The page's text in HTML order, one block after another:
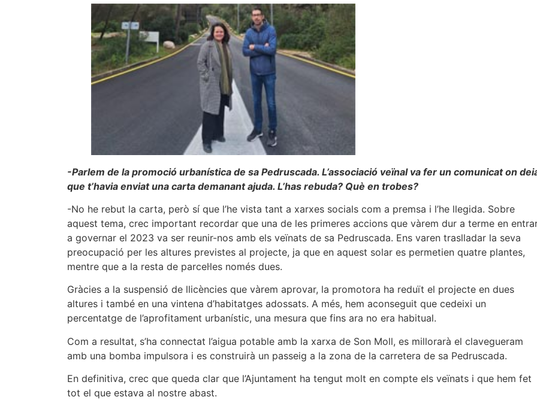
-Parlem de la promoció urbanística de sa Pedruscada. L’associació veïnal va fer un comunicat on
que t’havia enviat una carta demanant ajuda. L’has rebuda? Què en trobes?
-No he rebut la carta, però sí que l’he vista tant a xarxes socials com a premsa i l’he llegida. Sobre
aquest tema, crec important recordar que una de les primeres accions que vàrem dur a terme en
a governar el 2023 va ser reunir-nos amb els veïnats de sa Pedruscada. Ens varen traslladar la seva
preocupació per les altures previstes al projecte, ja que en aquest solar es permetien quatre plantes,
mentre que a la resta de parcel·les només dues.
Gràcies a la suspensió de llicències que vàrem aprovar, la promotora ha reduït el projecte en dues
altures i també en una vintena d’habitatges adossats. A més, hem aconseguit que cedeixi un
percentatge de l’aprofitament urbanístic, una mesura que fins ara no era habitual.
Com a resultat, s’ha connectat l’aigua potable amb la xarxa de Son Moll, es millorarà el clavegueram
amb una bomba impulsora i es construirà un passeig a la zona de la carretera de sa Pedruscada.
En definitiva, crec que queda clar que l’Ajuntament ha tengut molt en compte els veïnats i que hem fet
tot el que estava al nostre abast.